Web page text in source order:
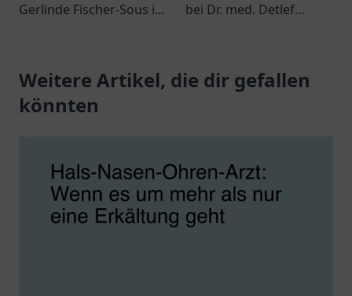
Gerlinde Fischer-Sous in
medizinische Beratung
und individuelle
bei Dr. med. Detlef
venöse Erkrankungen
mit persönlichem
Weitere Artikel, die dir gefallen
könnten